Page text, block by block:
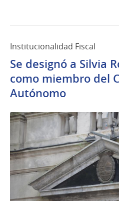
Institucionalidad Fiscal
Se designó a Silvia
como miembro del
Autónomo